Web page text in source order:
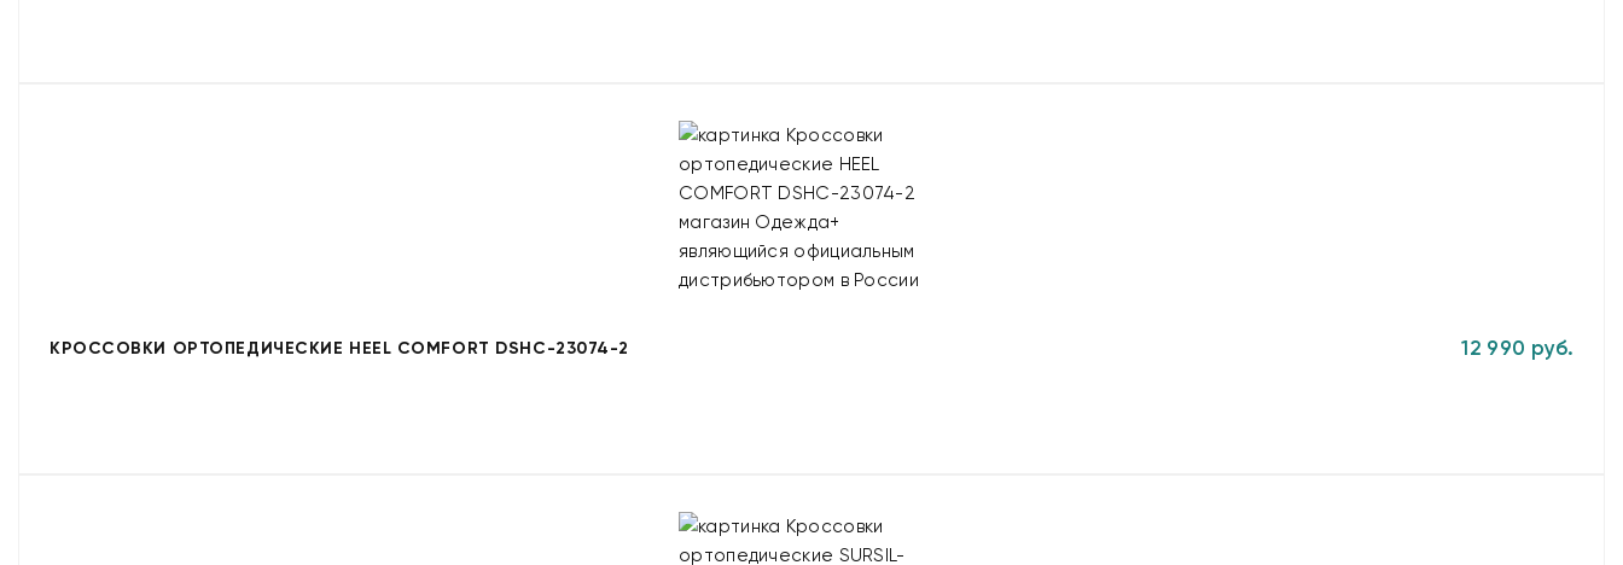
КРОССОВКИ ОРТОПЕДИЧЕСКИЕ HEEL COMFORT DSHC-23074-2 12 990 руб.